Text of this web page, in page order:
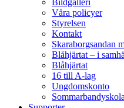
Våra policyer
Styrelsen
Kontakt
Skaraborgsandan
Blåhjärtat – i
Blåhjärtat
16 till A-lag
Ungdomskonto